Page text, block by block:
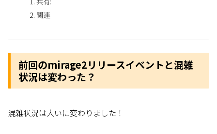
関連
前回のmirage2リリースイベントと混雑
状況は変わった？
混雑状況は大いに変わりました！